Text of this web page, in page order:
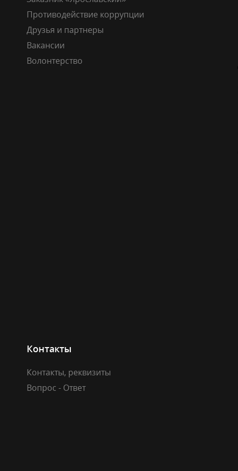
Противодействие коррупции
Друзья и партнеры
Вакансии
Волонтерство
Контакты
Контакты, реквизиты
Вопрос - Ответ